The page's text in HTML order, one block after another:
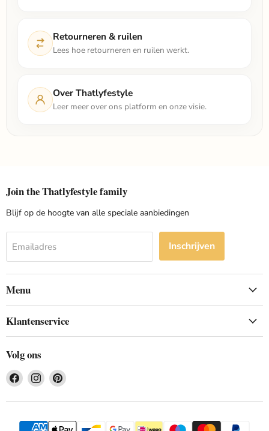
Retourneren & ruilen
Lees hoe retourneren en ruilen werkt.
Over Thatlyfestyle
Leer meer over ons platform en onze visie.
Join the Thatlyfestyle family
Blijf op de hoogte van alle speciale aanbiedingen
Emailadres Inschrijven
Menu
Klantenservice
Volg ons
Vind
ons
op
Vind
ons
op
Vind
op